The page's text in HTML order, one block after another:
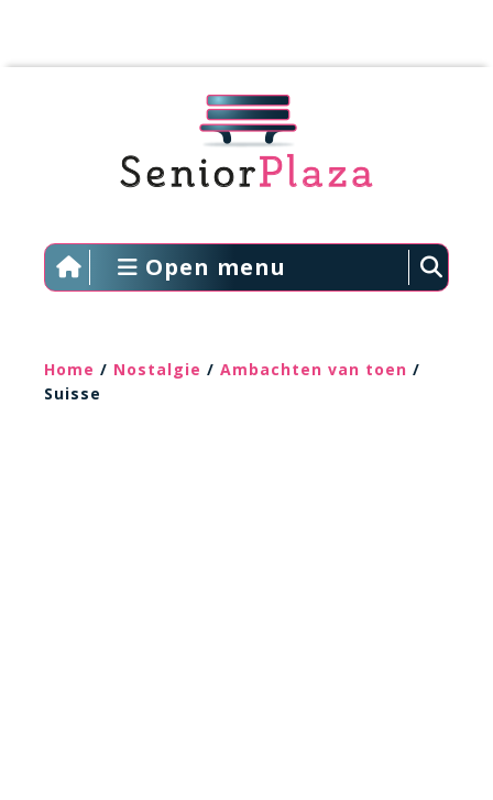
Open menu
Home / Nostalgie / Ambachten van toen /
Suisse